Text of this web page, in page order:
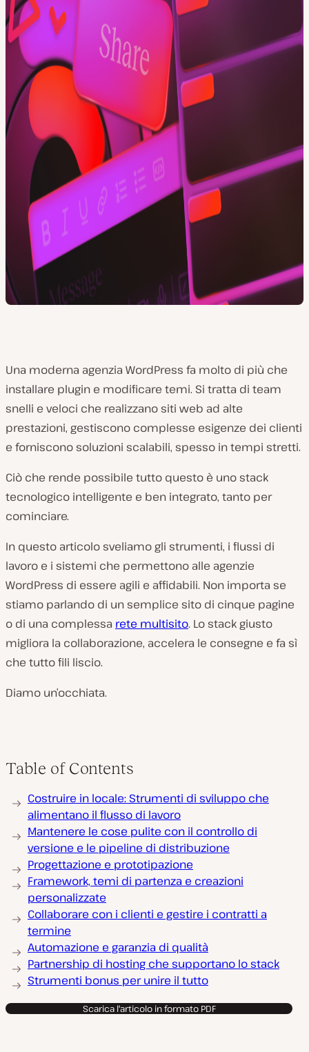
Una moderna agenzia WordPress fa molto di più che
installare plugin e modificare temi. Si tratta di team
snelli e veloci che realizzano siti web ad alte
prestazioni, gestiscono complesse esigenze dei clienti
e forniscono soluzioni scalabili, spesso in tempi stretti.
Ciò che rende possibile tutto questo è uno stack
tecnologico intelligente e ben integrato, tanto per
cominciare.
In questo articolo sveliamo gli strumenti, i flussi di
lavoro e i sistemi che permettono alle agenzie
WordPress di essere agili e affidabili. Non importa se
stiamo parlando di un semplice sito di cinque pagine
o di una complessa rete multisito. Lo stack giusto
migliora la collaborazione, accelera le consegne e fa sì
che tutto fili liscio.
Diamo un’occhiata.
Table of Contents
Costruire in locale: Strumenti di sviluppo che
alimentano il flusso di lavoro
Mantenere le cose pulite con il controllo di
versione e le pipeline di distribuzione
Progettazione e prototipazione
Framework, temi di partenza e creazioni
personalizzate
Collaborare con i clienti e gestire i contratti a
termine
Automazione e garanzia di qualità
Partnership di hosting che supportano lo stack
Strumenti bonus per unire il tutto
Scarica l'articolo in formato PDF